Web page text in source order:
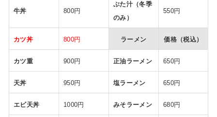
牛丼 800円
ぶた汁（冬季
のみ）
550円
カツ丼 800円 ラーメン 価格（税込）
カツ重 900円 正油ラーメン 650円
天丼 950円 塩ラーメン 650円
エビ天丼 1000円 みそラーメン 680円